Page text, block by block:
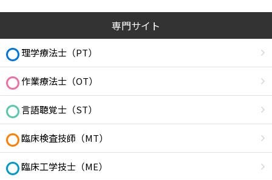
専門サイト
理学療法士（PT）
作業療法士（OT）
言語聴覚士（ST）
臨床検査技師（MT）
臨床工学技士（ME）